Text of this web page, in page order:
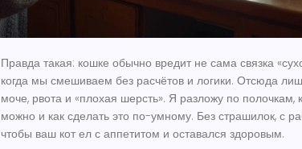
Правда такая: кошке обычно вредит не сама связка
когда мы смешиваем без расчётов и логики. Отсюда
моче, рвота и «плохая шерсть». Я разложу по полочкам,
можно и как сделать это по-умному. Без страшилок, с
чтобы ваш кот ел с аппетитом и оставался здоровым.